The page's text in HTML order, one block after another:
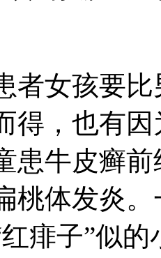
者女孩要
得，也有
患牛皮癣
桃体发炎
痱子”似